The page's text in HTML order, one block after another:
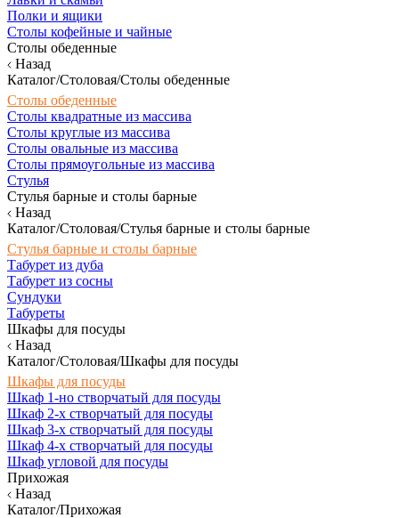
Полки и ящики
Столы кофейные и чайные
Столы обеденные
Назад
Каталог/Столовая/Столы обеденные
Столы обеденные
Столы квадратные из массива
Столы круглые из массива
Столы овальные из массива
Столы прямоугольные из массива
Стулья
Стулья барные и столы барные
Назад
Каталог/Столовая/Стулья барные и столы барные
Стулья барные и столы барные
Табурет из дуба
Табурет из сосны
Сундуки
Табуреты
Шкафы для посуды
Назад
Каталог/Столовая/Шкафы для посуды
Шкафы для посуды
Шкаф 1-но створчатый для посуды
Шкаф 2-х створчатый для посуды
Шкаф 3-х створчатый для посуды
Шкаф 4-х створчатый для посуды
Шкаф угловой для посуды
Прихожая
Назад
Каталог/Прихожая